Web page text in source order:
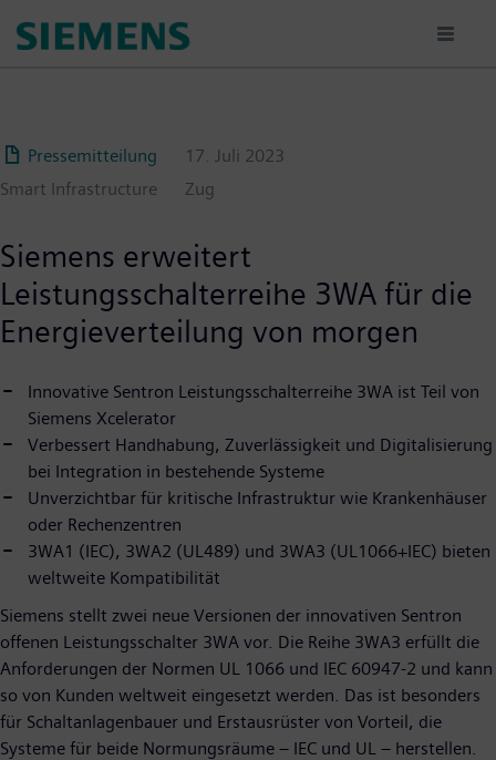
para
Pressemitteilung
17. Juli 2023
Smart Infrastructure
Zug
Siemens erweitert
Leistungsschalterreihe 3WA für die
Energieverteilung von morgen
Innovative Sentron Leistungsschalterreihe 3WA ist Teil von
Siemens Xcelerator
Verbessert Handhabung, Zuverlässigkeit und Digitalisierung
bei Integration in bestehende Systeme
Unverzichtbar für kritische Infrastruktur wie Krankenhäuser
oder Rechenzentren
3WA1 (IEC), 3WA2 (UL489) und 3WA3 (UL1066+IEC) bieten
weltweite Kompatibilität
Siemens stellt zwei neue Versionen der innovativen Sentron
offenen Leistungsschalter 3WA vor. Die Reihe 3WA3 erfüllt die
Anforderungen der Normen UL 1066 und IEC 60947-2 und kann
so von Kunden weltweit eingesetzt werden. Das ist besonders
für Schaltanlagenbauer und Erstausrüster von Vorteil, die
Systeme für beide Normungsräume – IEC und UL – herstellen.